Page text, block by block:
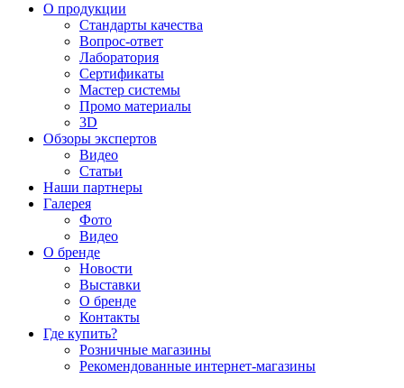
О продукции
Стандарты качества
Вопрос-ответ
Лаборатория
Сертификаты
Мастер системы
Промо материалы
3D
Обзоры экспертов
Видео
Статьи
Наши партнеры
Галерея
Фото
Видео
О бренде
Новости
Выставки
О бренде
Контакты
Где купить?
Розничные магазины
Рекомендованные интернет-магазины